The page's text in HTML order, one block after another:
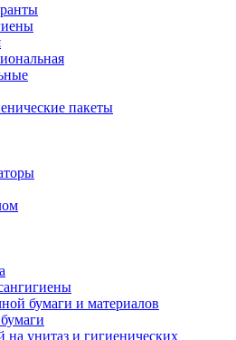
пакеты
бумаги и материалов
унитаз и гигиенических